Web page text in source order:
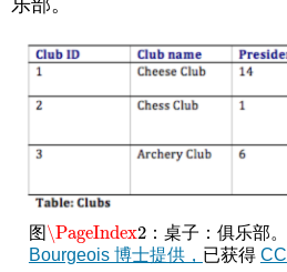
乐部。
图\PageIndex2
\PageIndex2 ：桌子：俱乐部。
Bourgeois 博士提供， 已获得